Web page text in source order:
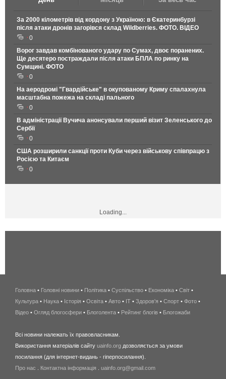
За 2000 кілометрів від кордону з Україною: в Єкатеринбурзі
після атаки дронів загорівся склад Wildberries. ФОТО. ВІДЕО
0
Ворог завдав комбінованого удару по Сумах, двоє поранених.
Ще десятеро постраждали після атаки БПЛА по ринку на
Сумщині. ФОТО
0
На аеродромі "Гвардійське" в окупованому Криму спалахнула
масштабна пожежа на складі пального
0
В адміністрації Вучича анонсували перший візит Зеленського до
Сербії
0
США розширили санкції проти Куби через військову співпрацю з
Росією та Китаєм
0
Loading...
беспроводной
интернет
киев
wimax
в
Головна • Головні новини • Політика • Суспільство • Економіка • Світ •
Культура • Наука • Історія • Освіта • Авто • IT • Здоров'я • Спорт • Фото •
Відео • Огляд блогосфери • Блоголента • Рейтинг блогів • Блогожаби
Всі новини належать їх правовласникам.
Використання матеріалів сайту uainfo.org дозволяється за умови
посилання (для інтернет-видань - гіперпосилання).
Про нас
Контактна інформація uainfo.org@gmail.com